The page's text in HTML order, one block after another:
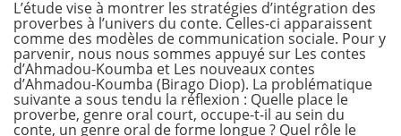
L’étude vise à montrer les stratégies d’intégration des
proverbes à l’univers du conte. Celles-ci apparaissent
comme des modèles de communication sociale. Pour y
parvenir, nous nous sommes appuyé sur Les contes
d’Ahmadou-Koumba et Les nouveaux contes
d’Ahmadou-Koumba (Birago Diop). La problématique
suivante a sous tendu la réflexion : Quelle place le
proverbe, genre oral court, occupe-t-il au sein du
conte, un genre oral de forme longue ? Quel rôle le